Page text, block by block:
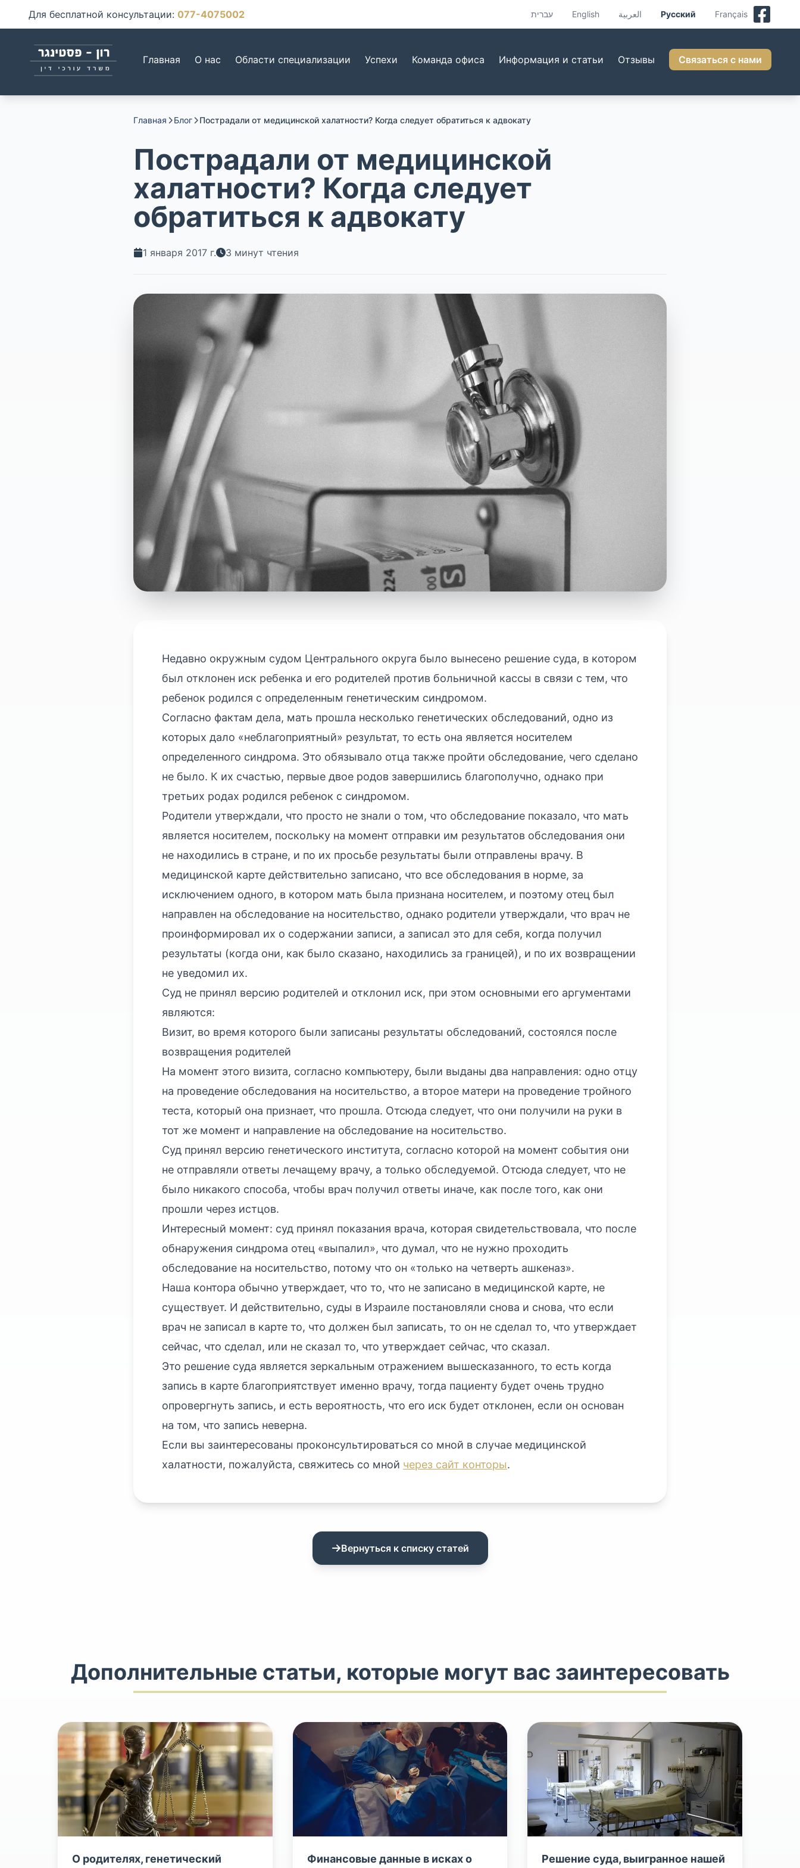
Для бесплатной консультации: 077-4075002 עברית English العربية Русский Français
Главная О нас Области специализации Успехи Команда офиса Информация и статьи Отзывы Связаться с нами
Главная Блог Пострадали от медицинской халатности? Когда следует обратиться к адвокату
Пострадали от медицинской
халатности? Когда следует
обратиться к адвокату
1 января 2017 г. 3 минут чтения
Недавно окружным судом Центрального округа было вынесено решение суда, в котором
был отклонен иск ребенка и его родителей против больничной кассы в связи с тем, что
ребенок родился с определенным генетическим синдромом.
Согласно фактам дела, мать прошла несколько генетических обследований, одно из
которых дало «неблагоприятный» результат, то есть она является носителем
определенного синдрома. Это обязывало отца также пройти обследование, чего сделано
не было. К их счастью, первые двое родов завершились благополучно, однако при
третьих родах родился ребенок с синдромом.
Родители утверждали, что просто не знали о том, что обследование показало, что мать
является носителем, поскольку на момент отправки им результатов обследования они
не находились в стране, и по их просьбе результаты были отправлены врачу. В
медицинской карте действительно записано, что все обследования в норме, за
исключением одного, в котором мать была признана носителем, и поэтому отец был
направлен на обследование на носительство, однако родители утверждали, что врач не
проинформировал их о содержании записи, а записал это для себя, когда получил
результаты (когда они, как было сказано, находились за границей), и по их возвращении
не уведомил их.
Суд не принял версию родителей и отклонил иск, при этом основными его аргументами
являются:
Визит, во время которого были записаны результаты обследований, состоялся после
возвращения родителей
На момент этого визита, согласно компьютеру, были выданы два направления: одно отцу
на проведение обследования на носительство, а второе матери на проведение тройного
теста, который она признает, что прошла. Отсюда следует, что они получили на руки в
тот же момент и направление на обследование на носительство.
Суд принял версию генетического института, согласно которой на момент события они
не отправляли ответы лечащему врачу, а только обследуемой. Отсюда следует, что не
было никакого способа, чтобы врач получил ответы иначе, как после того, как они
прошли через истцов.
Интересный момент: суд принял показания врача, которая свидетельствовала, что после
обнаружения синдрома отец «выпалил», что думал, что не нужно проходить
обследование на носительство, потому что он «только на четверть ашкеназ».
Наша контора обычно утверждает, что то, что не записано в медицинской карте, не
существует. И действительно, суды в Израиле постановляли снова и снова, что если
врач не записал в карте то, что должен был записать, то он не сделал то, что утверждает
сейчас, что сделал, или не сказал то, что утверждает сейчас, что сказал.
Это решение суда является зеркальным отражением вышесказанного, то есть когда
запись в карте благоприятствует именно врачу, тогда пациенту будет очень трудно
опровергнуть запись, и есть вероятность, что его иск будет отклонен, если он основан
на том, что запись неверна.
Если вы заинтересованы проконсультироваться со мной в случае медицинской
халатности, пожалуйста, свяжитесь со мной через сайт конторы.
Вернуться к списку статей
Дополнительные статьи, которые могут вас заинтересовать
О родителях, генетический
Финансовые данные в исках о
Решение суда, выигранное нашей